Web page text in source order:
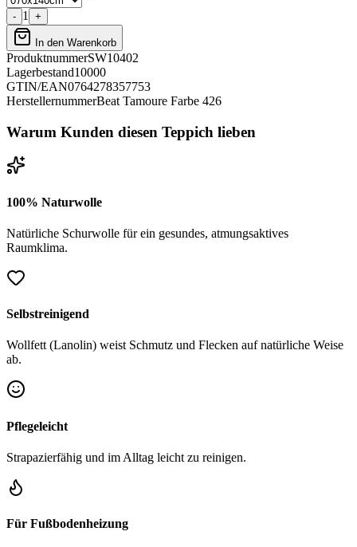
- 1 +
In den Warenkorb
ProduktnummerSW10402
Lagerbestand10000
GTIN/EAN0764278357753
HerstellernummerBeat Tamoure Farbe 426
Warum Kunden diesen Teppich lieben
100% Naturwolle
Natürliche Schurwolle für ein gesundes, atmungsaktives
Raumklima.
Selbstreinigend
Wollfett (Lanolin) weist Schmutz und Flecken auf natürliche Weise
ab.
Pflegeleicht
Strapazierfähig und im Alltag leicht zu reinigen.
Für Fußbodenheizung